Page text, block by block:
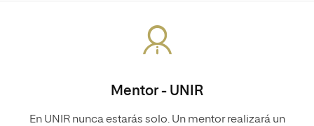
Mentor - UNIR
En UNIR nunca estarás solo. Un mentor realizará un